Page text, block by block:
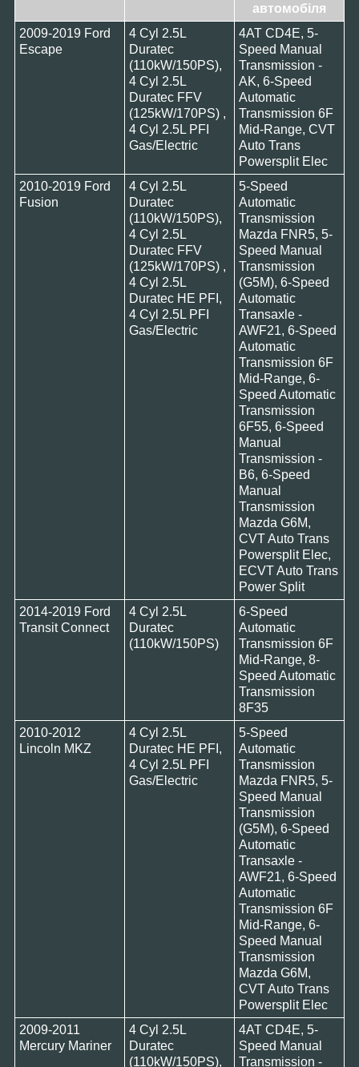
автомобіля
2009-2019 Ford
Escape
4 Cyl 2.5L
Duratec
(110kW/150PS),
4 Cyl 2.5L
Duratec FFV
(125kW/170PS) ,
4 Cyl 2.5L PFI
Gas/Electric
4AT CD4E, 5-
Speed Manual
Transmission -
AK, 6-Speed
Automatic
Transmission 6F
Mid-Range, CVT
Auto Trans
Powersplit Elec
2010-2019 Ford
Fusion
4 Cyl 2.5L
Duratec
(110kW/150PS),
4 Cyl 2.5L
Duratec FFV
(125kW/170PS) ,
4 Cyl 2.5L
Duratec HE PFI,
4 Cyl 2.5L PFI
Gas/Electric
5-Speed
Automatic
Transmission
Mazda FNR5, 5-
Speed Manual
Transmission
(G5M), 6-Speed
Automatic
Transaxle -
AWF21, 6-Speed
Automatic
Transmission 6F
Mid-Range, 6-
Speed Automatic
Transmission
6F55, 6-Speed
Manual
Transmission -
B6, 6-Speed
Manual
Transmission
Mazda G6M,
CVT Auto Trans
Powersplit Elec,
ECVT Auto Trans
Power Split
2014-2019 Ford
Transit Connect
4 Cyl 2.5L
Duratec
(110kW/150PS)
6-Speed
Automatic
Transmission 6F
Mid-Range, 8-
Speed Automatic
Transmission
8F35
2010-2012
Lincoln MKZ
4 Cyl 2.5L
Duratec HE PFI,
4 Cyl 2.5L PFI
Gas/Electric
5-Speed
Automatic
Transmission
Mazda FNR5, 5-
Speed Manual
Transmission
(G5M), 6-Speed
Automatic
Transaxle -
AWF21, 6-Speed
Automatic
Transmission 6F
Mid-Range, 6-
Speed Manual
Transmission
Mazda G6M,
CVT Auto Trans
Powersplit Elec
2009-2011
Mercury Mariner
4 Cyl 2.5L
Duratec
(110kW/150PS),
4AT CD4E, 5-
Speed Manual
Transmission -